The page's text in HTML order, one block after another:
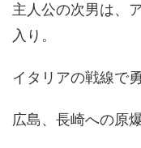
主人公の次男は、
入り。
イタリアの戦線で
広島、長崎への原